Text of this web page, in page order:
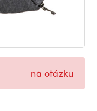
na otázku